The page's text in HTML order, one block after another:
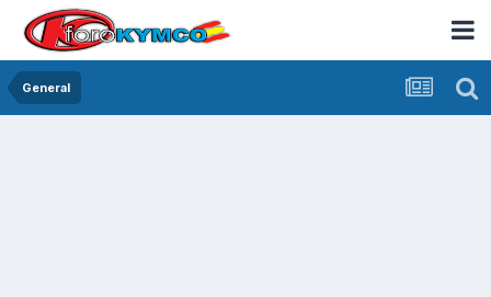
General